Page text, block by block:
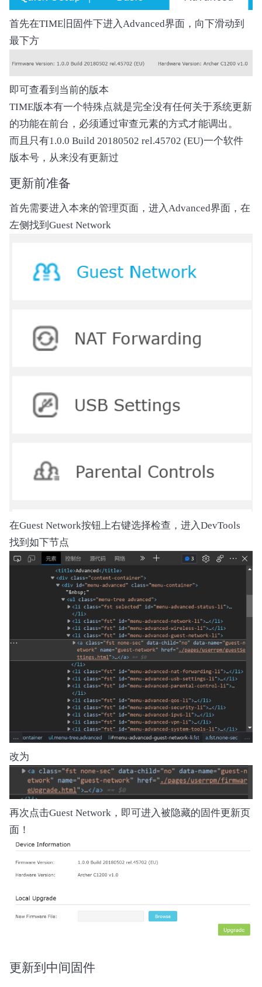
fields =
name =
                if name != expected_name:
raise
                return TOCHeader(
                    name=name,
                    start=fields[1],
                    size=fields[2],
                    queue=fields[4]
except (struct.error,
raise RuntimeError(f"Failed
        with self._seek_context(header.start):
            return self.file.read(header.size)
def find_strings(data: bytes, pattern:
        matches = re.findall(pattern, data)
        with open(filename, "wb") as f:
class ShannonUnpacker:
        self.filename = filename
self.handler: Optional[ImageHandler]
        with open(self.filename, "rb") as f:
            self.handler = ImageHandler(f)
            self._process_toc_headers()
            self._extract_images()
    def _process_toc_headers(self):
        try:
            # Initial TOC header validation
toc_header =
            toc_header.print_info()
            # Process subsequent headers
            for img_type in self.IMAGE_TYPES:
self.headers[img_type] =
            # Process OFFSET header
        except RuntimeError as e:
print(f"[!] Processing error:
            raise
        for img_type in self.IMAGE_TYPES:
data =
with
print(f"Extracted {img_type}
def analyze_images(self, at_search: bool,
首先在TIME旧固件下进入Advanced界面，向下滑动到
最下方
即可查看到当前的版本
TIME版本有一个特殊点就是完全没有任何关于系统更新
的功能在前台，必须通过审查元素的方式才能调出。
而且只有1.0.0 Build 20180502 rel.45702 (EU)一个软件
版本号，从来没有更新过
更新前准备
首先需要进入本来的管理页面，进入Advanced界面，在
左侧找到Guest Network
在Guest Network按钮上右键选择检查，进入DevTools
找到如下节点
改为
再次点击Guest Network，即可进入被隐藏的固件更新页
面！
更新到中间固件